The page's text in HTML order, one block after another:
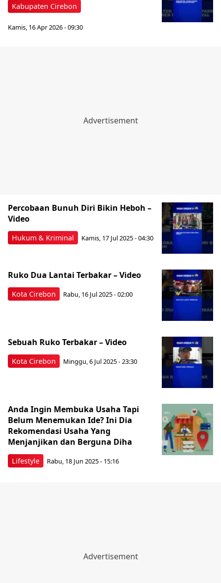
Kabupaten Cirebon
Kamis, 16 Apr 2026 - 09:30
Hukum & Kriminal
Percobaan Bunuh Diri Bikin Heboh –
Video
Kamis, 17 Jul 2025 - 04:30
Kota Cirebon
Ruko Dua Lantai Terbakar – Video
Rabu, 16 Jul 2025 - 02:00
Kota Cirebon
Sebuah Ruko Terbakar – Video
Minggu, 6 Jul 2025 - 23:30
Lifestyle
Anda Ingin Membuka Usaha Tapi
Belum Menemukan Ide? Ini Dia
Rekomendasi Usaha Yang
Menjanjikan dan Berguna Diha
Rabu, 18 Jun 2025 - 15:16